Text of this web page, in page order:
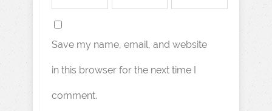
Save my name, email, and website
in this browser for the next time I
comment.